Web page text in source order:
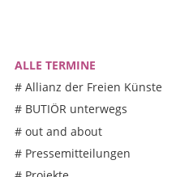
ALLE TERMINE
# Allianz der Freien Künste
# BUTIÖR unterwegs
# out and about
# Pressemitteilungen